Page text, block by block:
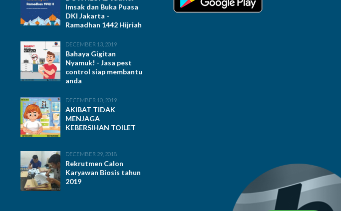
Imsak dan Buka Puasa
DKI Jakarta -
Ramadhan 1442 Hijriah
DECEMBER 13, 2019
Bahaya Gigitan
Nyamuk! - Jasa pest
control siap membantu
anda
DECEMBER 10, 2019
AKIBAT TIDAK
MENJAGA
KEBERSIHAN TOILET
DECEMBER 29, 2018
Rekrutmen Calon
Karyawan Biosis tahun
2019